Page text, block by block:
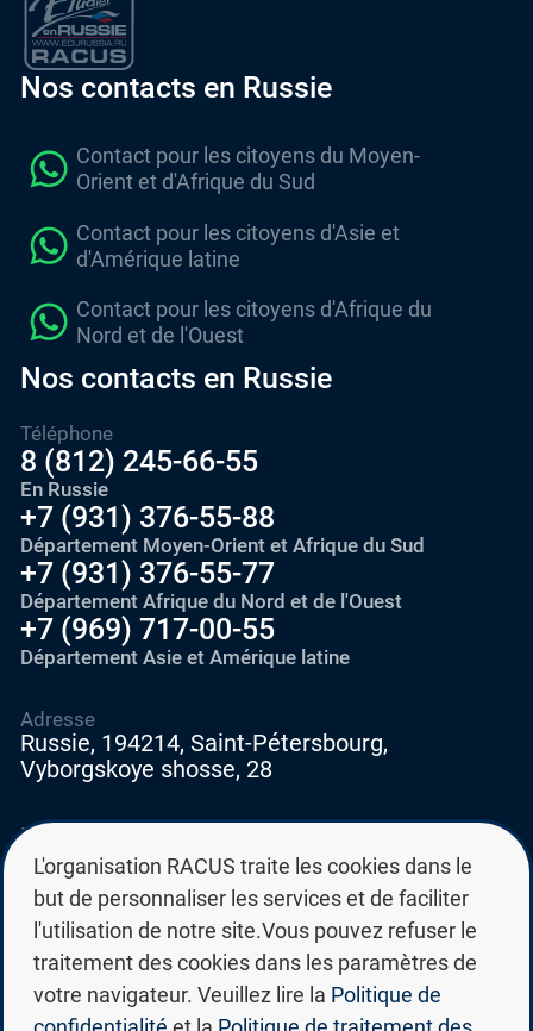
Nos contacts en Russie
Contact pour les citoyens du Moyen-
Orient et d'Afrique du Sud
Contact pour les citoyens d'Asie et
d'Amérique latine
Contact pour les citoyens d'Afrique du
Nord et de l'Ouest
Nos contacts en Russie
Téléphone
8 (812) 245-66-55
En Russie
+7 (931) 376-55-88
Département Moyen-Orient et Afrique du Sud
+7 (931) 376-55-77
Département Afrique du Nord et de l'Ouest
+7 (969) 717-00-55
Département Asie et Amérique latine
E-mail
education@edurussia.org
edurussia@racus.ru
Adresse
Russie, 194214, Saint-Pétersbourg,
Vyborgskoye shosse, 28
L'organisation RACUS traite les cookies dans le
but de personnaliser les services et de faciliter
l'utilisation de notre site.Vous pouvez refuser le
traitement des cookies dans les paramètres de
votre navigateur. Veuillez lire la Politique de